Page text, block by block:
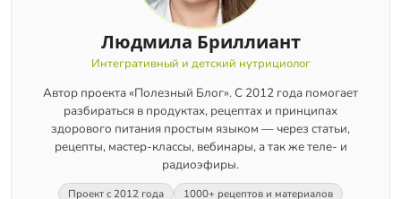
Людмила Бриллиант
Интегративный и детский нутрициолог
Автор проекта «Полезный Блог». С 2012 года помогает
разбираться в продуктах, рецептах и принципах
здорового питания простым языком — через статьи,
рецепты, мастер-классы, вебинары, а так же теле- и
радиоэфиры.
Проект с 2012 года
1000+ рецептов и материалов